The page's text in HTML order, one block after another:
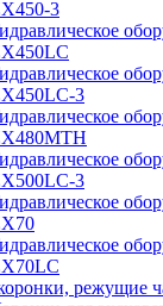
3
3
3
режущие